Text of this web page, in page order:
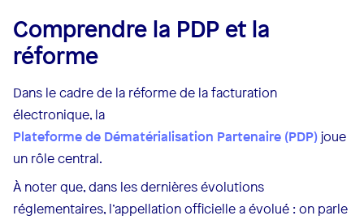
Comprendre la PDP et la
réforme
Dans le cadre de la réforme de la facturation
électronique, la
Plateforme de Dématérialisation Partenaire (PDP)joue
un rôle central.
À noter que, dans les dernières évolutions
réglementaires, l’appellation officielle a évolué : on parle